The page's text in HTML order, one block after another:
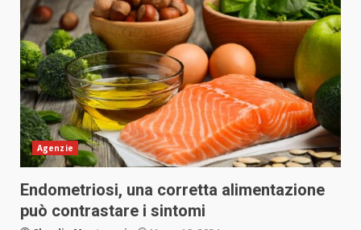
Agenzie
Endometriosi, una corretta alimentazione
può contrastare i sintomi